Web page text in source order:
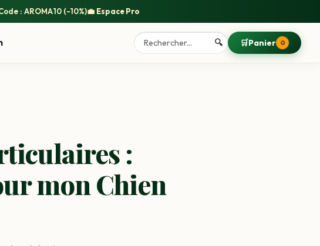
: AROMA10 (-10%)💼 Espace Pro
🔍 🛒Panier 0
:
mon Chien